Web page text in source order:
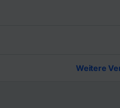
Weitere